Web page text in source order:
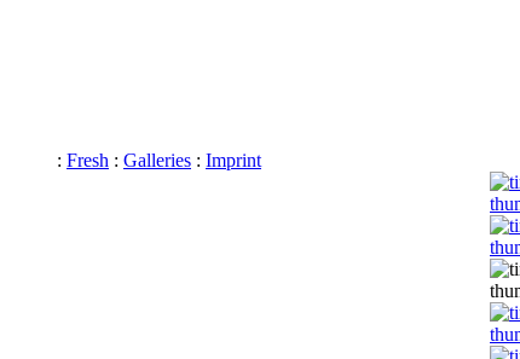
: Fresh : Galleries : Imprint